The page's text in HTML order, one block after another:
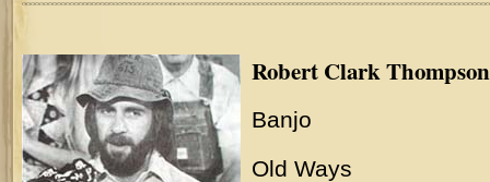
Robert Clark Thompson
Banjo
Old Ways